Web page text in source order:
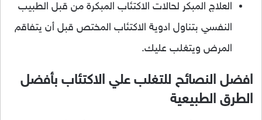
العلاج المبكر لحالات الاكتئاب المبكرة من قبل الطبيب
النفسي بتناول ادوية الاكتئاب المختص قبل أن يتفاقم
المرض ويتغلب عليك.
افضل النصائح للتغلب علي الاكتئاب بأفضل
الطرق الطبيعية